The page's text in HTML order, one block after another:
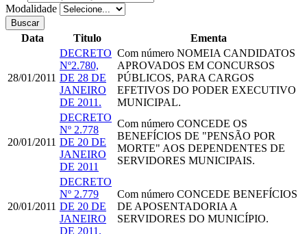
Modalidade
Buscar
Data Titulo Ementa
28/01/2011
DECRETO
Nº2.780,
DE 28 DE
JANEIRO
DE 2011.
Com número NOMEIA CANDIDATOS
APROVADOS EM CONCURSOS
PÚBLICOS, PARA CARGOS
EFETIVOS DO PODER EXECUTIVO
MUNICIPAL.
20/01/2011
DECRETO
Nº 2.778
DE 20 DE
JANEIRO
DE 2011
Com número CONCEDE OS
BENEFÍCIOS DE "PENSÃO POR
MORTE" AOS DEPENDENTES DE
SERVIDORES MUNICIPAIS.
20/01/2011
DECRETO
Nº 2.779
DE 20 DE
JANEIRO
DE 2011.
Com número CONCEDE BENEFÍCIOS
DE APOSENTADORIA A
SERVIDORES DO MUNICÍPIO.